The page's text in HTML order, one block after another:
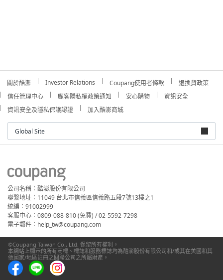
關於酷澎 Investor Relations Coupang使用者條款
退換貨政策
信任管理中心
顧客隱私權政策通知 安心購物
資訊安全
資訊安全及隱私保護認證
加入酷澎商城
Global Site
公司名稱：酷澎股份有限公司
聯繫地址：11049 台北市信義區信義路五段7號13樓之1
統編：91002999
客服中心：0809-088-810 (免費) / 02-5592-7298
電子郵件：help_tw@coupang.com
©Coupang Taiwan Co., Ltd. 保留所有權利。
本網站上顯示的所有商標、標誌和服務標誌均為酷澎股份有限公司和/或其在美國和其
他國家/地區註冊之關聯公司之所屬財產。